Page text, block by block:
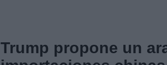
Trump propone un